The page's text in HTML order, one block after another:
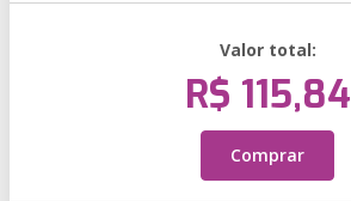
Valor total:
R$ 115,84
Comprar